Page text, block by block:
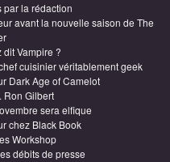
par la rédaction
avant la nouvelle saison de The
dit Vampire ?
cuisinier véritablement geek
Dark Age of Camelot
Ron Gilbert
sera elfique
chez Black Book
Workshop
débits de presse